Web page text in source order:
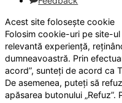
Acest site folosește cookie
Folosim cookie-uri pe site-
relevantă experiență,
dumneavoastră. Prin
acord”, sunteți de acord ca
De asemenea, puteți să
apăsarea butonului